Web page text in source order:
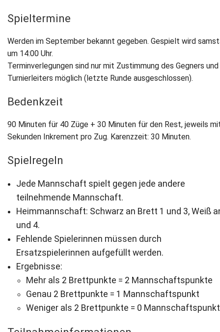
Spieltermine
Werden im September bekannt gegeben. Gespielt wird
um 14:00 Uhr.
Terminverlegungen sind nur mit Zustimmung des Gegners
Turnierleiters möglich (letzte Runde ausgeschlossen).
Bedenkzeit
90 Minuten für 40 Züge + 30 Minuten für den Rest, jeweils
Sekunden Inkrement pro Zug. Karenzzeit: 30 Minuten.
Spielregeln
Jede Mannschaft spielt gegen jede andere
teilnehmende Mannschaft.
Heimmannschaft: Schwarz an Brett 1 und 3, Weiß
und 4.
Fehlende Spielerinnen müssen durch
Ersatzspielerinnen aufgefüllt werden.
Ergebnisse:
Mehr als 2 Brettpunkte = 2 Mannschaftspunkte
Genau 2 Brettpunkte = 1 Mannschaftspunkt
Weniger als 2 Brettpunkte = 0